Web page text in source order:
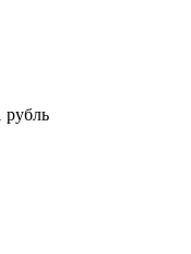
рубль